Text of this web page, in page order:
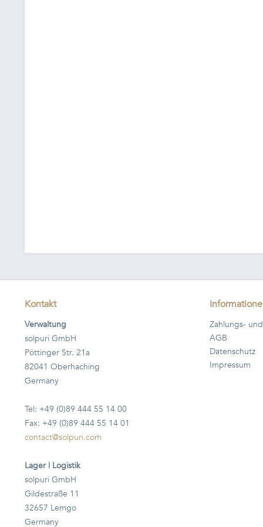
Kontakt
Verwaltung
solpuri GmbH
Pöttinger Str. 21a
82041 Oberhaching
Germany
Tel: +49 (0)89 444 55 14 00
Fax: +49 (0)89 444 55 14 01
contact@solpuri.com
Lager | Logistik
solpuri GmbH
Gildestraße 11
32657 Lemgo
Germany
Zahlungs-
AGB
Datenschutz
Impressum